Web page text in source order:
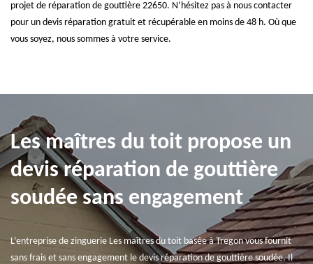
projet de réparation de gouttière 22650. N’hésitez pas à nous contacter
pour un devis réparation gratuit et récupérable en moins de 48 h. Où que
vous soyez, nous sommes à votre service.
Les maîtres du toit propose un
devis réparation de gouttière
soudée sans engagement
L’entreprise de zinguerie Les maîtres du toit basée à Tregon vous fournit
sans frais et sans engagement le devis réparation de gouttière soudée. Il